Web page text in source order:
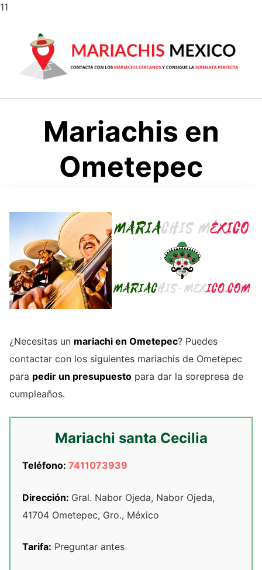
11
contenido
Mariachis en
Ometepec
¿Necesitas un mariachi en Ometepec? Puedes
contactar con los siguientes mariachis de Ometepec
para pedir un presupuesto para dar la sorepresa de
cumpleaños.
Mariachi santa Cecilia
Teléfono: 7411073939
Dirección: Gral. Nabor Ojeda, Nabor Ojeda,
41704 Ometepec, Gro., México
Tarifa: Preguntar antes